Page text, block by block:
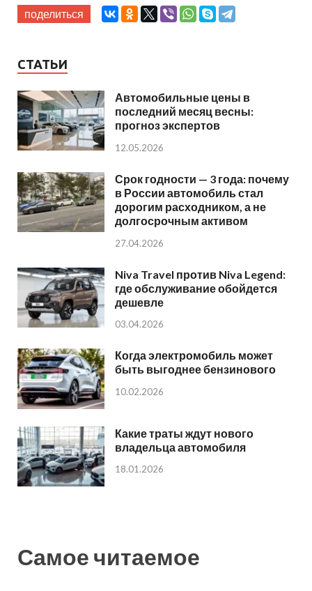
поделиться
СТАТЬИ
Автомобильные цены в
последний месяц весны:
прогноз экспертов
12.05.2026
Срок годности — 3 года: почему
в России автомобиль стал
дорогим расходником, а не
долгосрочным активом
27.04.2026
Niva Travel против Niva Legend:
где обслуживание обойдется
дешевле
03.04.2026
Когда электромобиль может
быть выгоднее бензинового
10.02.2026
Какие траты ждут нового
владельца автомобиля
18.01.2026
Самое читаемое